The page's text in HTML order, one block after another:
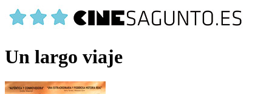
Un largo viaje